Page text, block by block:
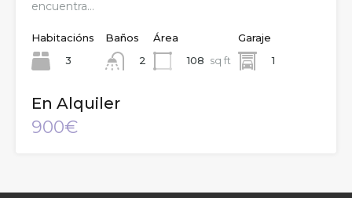
encuentra…
Habitacións
3
Baños
2
Área
108 sq ft
Garaje
1
En Alquiler
900€